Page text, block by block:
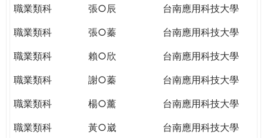
職業類科
張○辰
台南應用科技大學
職業類科
張○蓁
台南應用科技大學
職業類科
賴○欣
台南應用科技大學
職業類科
謝○蓁
台南應用科技大學
職業類科
楊○薰
台南應用科技大學
職業類科
黃○崴
台南應用科技大學